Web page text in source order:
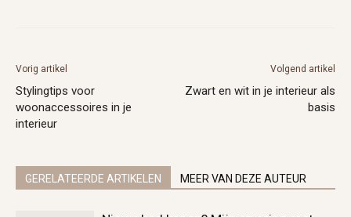
Vorig artikel
Stylingtips voor
woonaccessoires in je
interieur
Volgend artikel
Zwart en wit in je interieur als
basis
GERELATEERDE ARTIKELEN MEER VAN DEZE AUTEUR